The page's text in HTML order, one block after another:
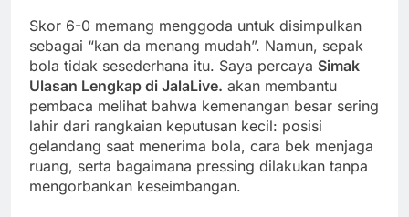
Skor 6-0 memang menggoda untuk disimpulkan
sebagai “kan da menang mudah”. Namun, sepak
bola tidak sesederhana itu. Saya percaya Simak
Ulasan Lengkap di JalaLive. akan membantu
pembaca melihat bahwa kemenangan besar sering
lahir dari rangkaian keputusan kecil: posisi
gelandang saat menerima bola, cara bek menjaga
ruang, serta bagaimana pressing dilakukan tanpa
mengorbankan keseimbangan.